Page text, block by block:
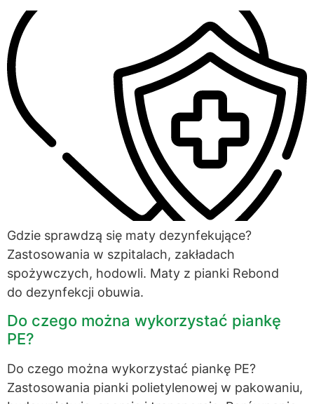
Gdzie sprawdzą się maty dezynfekujące?
Zastosowania w szpitalach, zakładach
spożywczych, hodowli. Maty z pianki Rebond
do dezynfekcji obuwia.
Do czego można wykorzystać piankę
PE?
Do czego można wykorzystać piankę PE?
Zastosowania pianki polietylenowej w pakowaniu,